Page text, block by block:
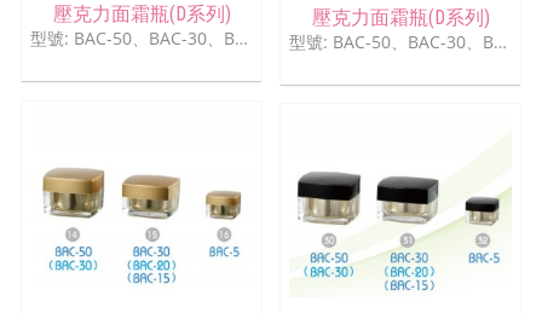
壓克力面霜瓶(D系列)
型號: BAC-50、BAC-30、BAC-5
壓克力面霜瓶(D系列)
型號: BAC-50、BAC-30、BAC-5